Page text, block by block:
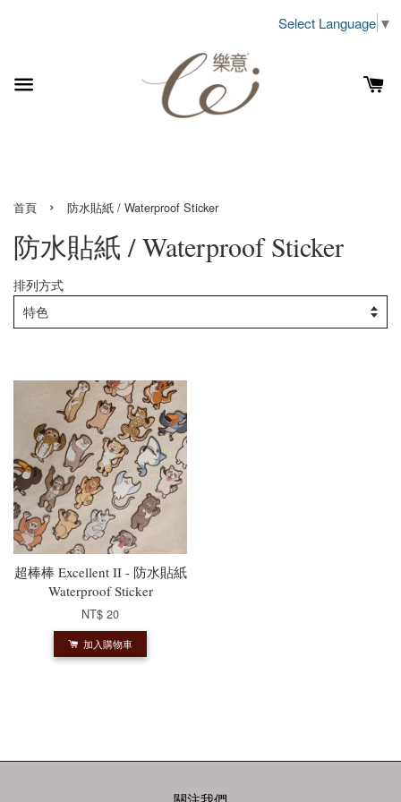
Select Language ▼
首頁 › 防水貼紙 / Waterproof Sticker
防水貼紙 / Waterproof Sticker
排列方式
超棒棒 Excellent II - 防水貼紙
Waterproof Sticker
NT$ 20
加入購物車